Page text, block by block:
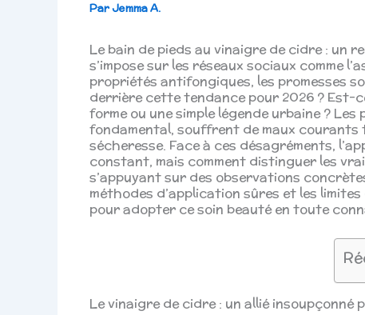
ParJemma A.
Le bain de pieds au vinaigre de cidre : un
s’impose sur les réseaux sociaux comme
propriétés antifongiques, les promesses
derrière cette tendance pour 2026 ? Est-
forme ou une simple légende urbaine ?
fondamental, souffrent de maux courants
sécheresse. Face à ces désagréments,
constant, mais comment distinguer les
s’appuyant sur des observations
méthodes d’application sûres et les
pour adopter ce soin beauté en toute
Le vinaigre de cidre : un allié insoupçonné